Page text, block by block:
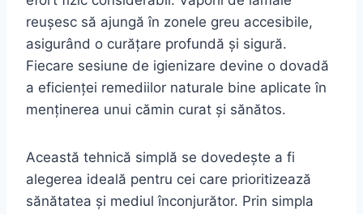
reușesc să ajungă în zonele greu accesibile,
asigurând o curățare profundă și sigură.
Fiecare sesiune de igienizare devine o dovadă
a eficienței remediilor naturale bine aplicate în
menținerea unui cămin curat și sănătos.
Această tehnică simplă se dovedește a fi
alegerea ideală pentru cei care prioritizează
sănătatea și mediul înconjurător. Prin simpla